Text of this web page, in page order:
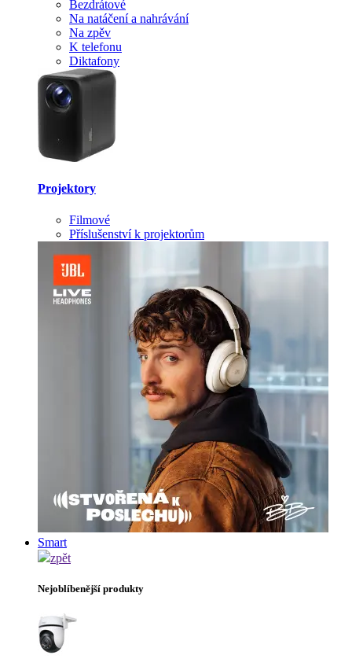
Bezdrátové
Na natáčení a nahrávání
Na zpěv
K telefonu
Diktafony
Projektory
Filmové
Příslušenství k projektorům
Smart
zpět
Nejoblíbenější produkty